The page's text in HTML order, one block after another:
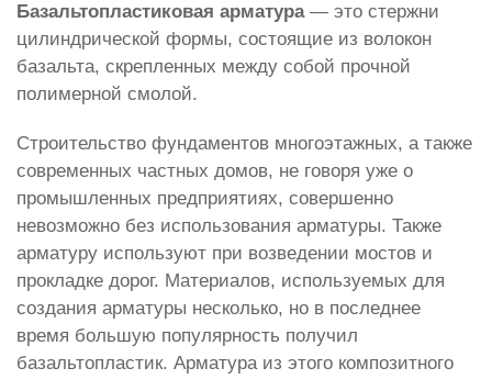
Базальтопластиковая арматура— это стержни
цилиндрической формы, состоящие из волокон
базальта, скрепленных между собой прочной
полимерной смолой.
Строительство фундаментов многоэтажных, а также
современных частных домов, не говоря уже о
промышленных предприятиях, совершенно
невозможно без использования арматуры. Также
арматуру используют при возведении мостов и
прокладке дорог. Материалов, используемых для
создания арматуры несколько, но в последнее
время большую популярность получил
базальтопластик. Арматура из этого композитного